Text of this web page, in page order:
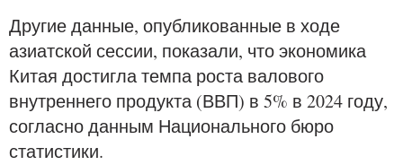
Другие данные, опубликованные в ходе
азиатской сессии, показали, что экономика
Китая достигла темпа роста валового
внутреннего продукта (ВВП) в 5% в 2024 году,
согласно данным Национального бюро
статистики.